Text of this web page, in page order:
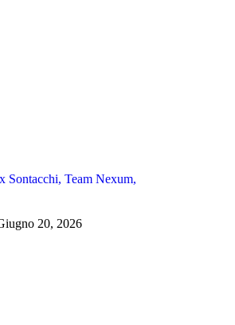
Sontacchi, Team Nexum,
20, 2026